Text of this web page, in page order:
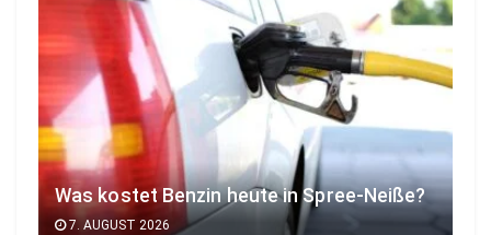
Was kostet Benzin heute in Spree-Neiße?
7. AUGUST 2026